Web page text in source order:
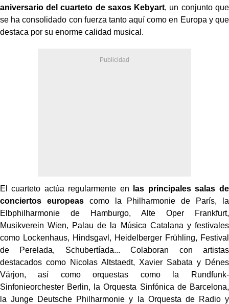
aniversario del cuarteto de saxos Kebyart, un conjunto que
se ha consolidado con fuerza tanto aquí como en Europa y que
destaca por su enorme calidad musical.
El cuarteto actúa regularmente en
las principales salas de
conciertos europeascomo la Philharmonie de París, la
Elbphilharmonie de Hamburgo, Alte Oper Frankfurt,
Musikverein Wien, Palau de la Música Catalana y festivales
como Lockenhaus, Hindsgavl, Heidelberger Frühling, Festival
de Perelada, Schubertíada... Colaboran con artistas
destacados como Nicolas Altstaedt, Xavier Sabata y Dénes
Várjon, así como orquestas como la Rundfunk-
Sinfonieorchester Berlin, la Orquesta Sinfónica de Barcelona,
la Junge Deutsche Philharmonie y la Orquesta de Radio y